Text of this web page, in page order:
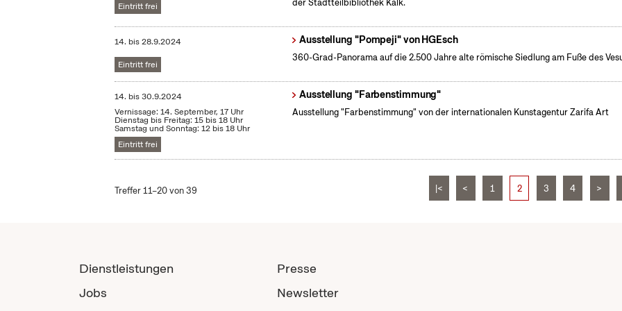
Eintritt frei
der Stadtteilbibliothek Kalk.
14. bis28.9.2024
Eintritt frei
Ausstellung "Pompeji" von HGEsch
360-Grad-Panorama auf die 2.500 Jahre alte römische Siedlung am Fuße des
14. bis30.9.2024
Vernissage: 14. September, 17 Uhr
Dienstag bis Freitag: 15 bis 18 Uhr
Samstag und Sonntag: 12 bis 18 Uhr
Eintritt frei
Ausstellung "Farbenstimmung"
Ausstellung "Farbenstimmung" von der internationalen Kunstagentur Zarifa Art
Treffer 11–20 von 39 |< < 1 2 3 4 >
Dienstleistungen
Jobs
Presse
Newsletter